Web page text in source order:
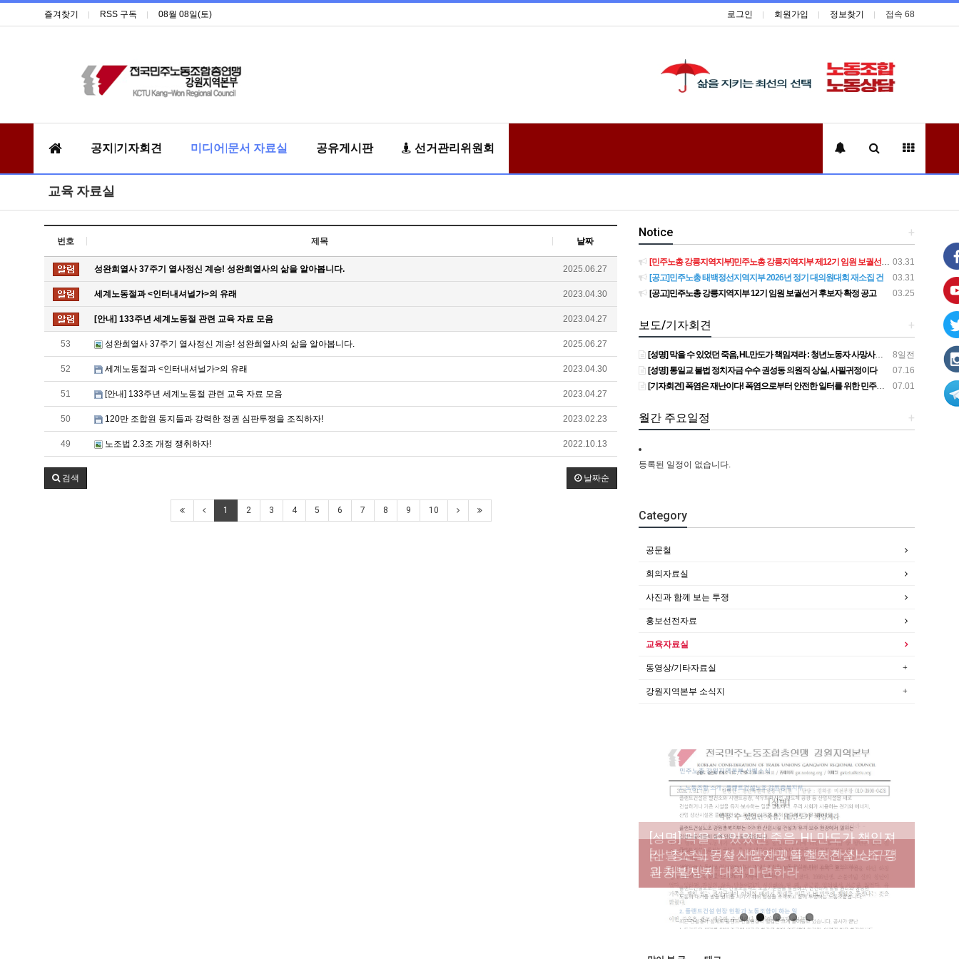
즐겨찾기 RSS 구독 08월 08일(토) 로그인 회원가입 정보찾기 접속 68
공지|기자회견 미디어|문서 자료실 공유게시판 선거관리위원회
교육 자료실
번호 제목 날짜
성완희열사 37주기 열사정신 계승! 성완희열사의 삶을 알아봅니다. 2025.06.27
세계노동절과 <인터내셔널가>의 유래 2023.04.30
[안내] 133주년 세계노동절 관련 교육 자료 모음 2023.04.27
53 성완희열사 37주기 열사정신 계승! 성완희열사의 삶을 알아봅니다. 2025.06.27
52 세계노동절과 <인터내셔널가>의 유래 2023.04.30
51 [안내] 133주년 세계노동절 관련 교육 자료 모음 2023.04.27
50 120만 조합원 동지들과 강력한 정권 심판투쟁을 조직하자! 2023.02.23
49 노조법 2.3조 개정 쟁취하자! 2022.10.13
날짜순
검색
1 2 3 4 5 6 7 8 9 10
+
Notice
03.31
[민주노총 강릉지역지부]민주노총 강릉지역지부 제12기 임원 보궐선거결과 공고
03.31
[공고]민주노총 태백정선지역지부 2026년 정기 대의원대회 재소집 건
03.25
[공고]민주노총 강릉지역지부 12기 임원 보궐선거 후보자 확정 공고
+
보도/기자회견
8일전
[성명] 막을 수 있었던 죽음, HL만도가 책임져라 : 청년노동자 사망사고의 철저한 진상규명과 재발방지 대책 마련하라
07.16
[성명] 통일교 불법 정치자금 수수 권성동 의원직 상실, 사필귀정이다
07.01
[기자회견] 폭염은 재난이다! 폭염으로부터 안전한 일터를 위한 민주노총 강원지역본부 폭염감시단 선포 기자회견
+
월간 주요일정
등록된 일정이 없습니다.
Category
공문철
회의자료실
사진과 함께 보는 투쟁
홍보선전자료
교육자료실
동영상/기타자료실
강원지역본부 소식지
[성명] 막을 수 있었던 죽음, HL만도가 책임져
라 : 청년노동자 사망사고의 철저한 진상규명
과 재발방지 대책 마련하라
[산별소식] 건설산업연맹 플랜트건설노조 강
원충북지부
[강릉,속초,원주,춘천] 폭염감시단 사업 이모저
모
[조합원☆인터뷰] 서비스연맹 전국학교비정
규직노동조합 강원지부 김유미 춘천지회장
[본부소식] 강원지역 노동자 합창단 모임